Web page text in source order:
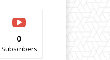
0
Subscribers